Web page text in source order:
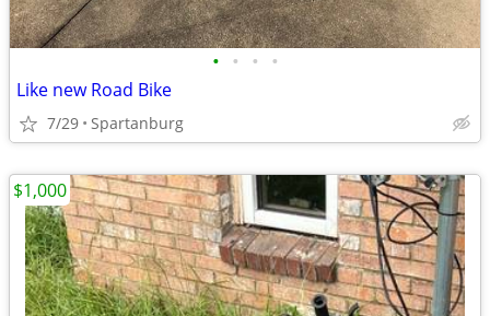
• • • •
Like new Road Bike
7/29 Spartanburg
$1,000